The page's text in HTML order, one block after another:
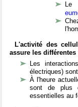
Le
L'activité des
assure les
Les
électriques)
À l'heure
sont de plus
essentielles au